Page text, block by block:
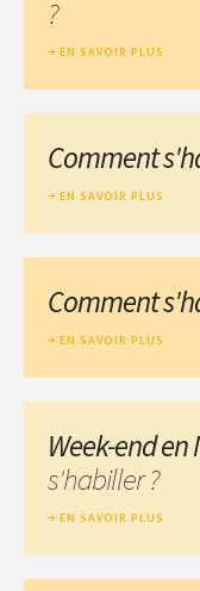
?
EN SAVOIR PLUS
Comment
EN SAVOIR PLUS
Comment
EN SAVOIR PLUS
Week-end
s'habiller ?
EN SAVOIR PLUS